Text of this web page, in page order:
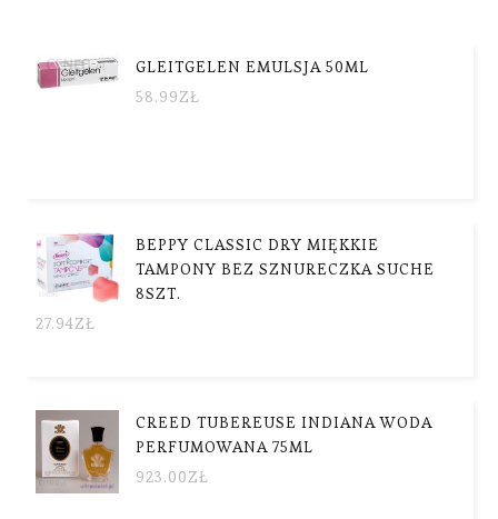
GLEITGELEN EMULSJA 50ML
58.99ZŁ
BEPPY CLASSIC DRY MIĘKKIE
TAMPONY BEZ SZNURECZKA SUCHE
8SZT.
27.94ZŁ
CREED TUBEREUSE INDIANA WODA
PERFUMOWANA 75ML
923.00ZŁ